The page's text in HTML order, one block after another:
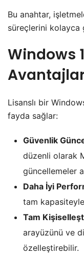
Bu anahtar,
süreçlerini kolayca
Windows
Lisanslı bir
fayda sağlar:
Güvenlik
düzenli olarak
güncellemeler
Daha İyi
tam kapasiteyle
Tam
arayüzünü ve
özelleştirebilir.